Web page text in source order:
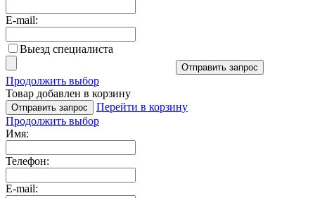
E-mail:
Выезд специалиста
Отправить запрос
Продолжить выбор
Товар добавлен в корзину
Отправить запрос
Перейти в корзину
Продолжить выбор
Имя:
Телефон:
E-mail: